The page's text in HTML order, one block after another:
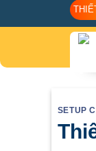
to
SETUP